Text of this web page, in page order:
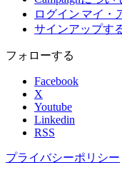
ログイン マイ・
サインアップす
フォローする
Facebook
X
Youtube
Linkedin
RSS
プライバシーポリシー